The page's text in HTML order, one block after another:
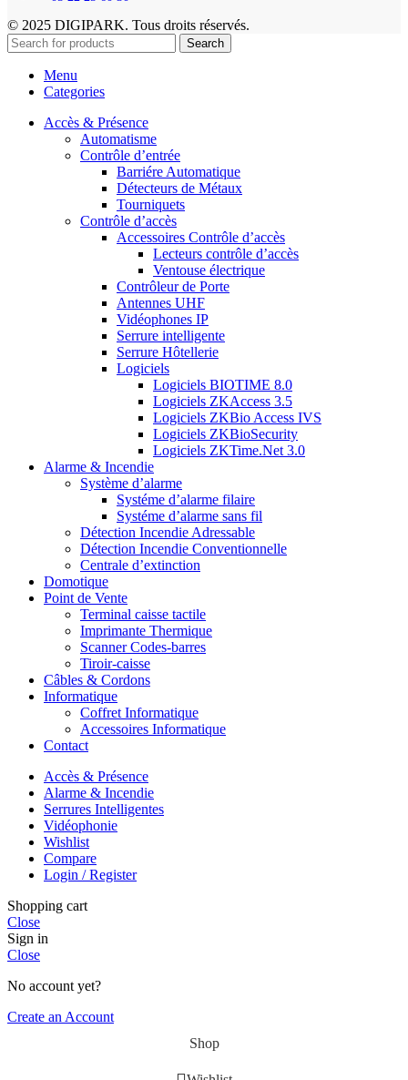
© 2025 DIGIPARK. Tous droits réservés.
Search
Menu
Categories
Accès & Présence
Automatisme
Contrôle d’entrée
Barriére Automatique
Détecteurs de Métaux
Tourniquets
Contrôle d’accès
Accessoires Contrôle d’accès
Lecteurs contrôle d’accès
Ventouse électrique
Contrôleur de Porte
Antennes UHF
Vidéophones IP
Serrure intelligente
Serrure Hôtellerie
Logiciels
Logiciels BIOTIME 8.0
Logiciels ZKAccess 3.5
Logiciels ZKBio Access IVS
Logiciels ZKBioSecurity
Logiciels ZKTime.Net 3.0
Alarme & Incendie
Système d’alarme
Systéme d’alarme filaire
Systéme d’alarme sans fil
Détection Incendie Adressable
Détection Incendie Conventionnelle
Centrale d’extinction
Domotique
Point de Vente
Terminal caisse tactile
Imprimante Thermique
Scanner Codes-barres
Tiroir-caisse
Câbles & Cordons
Informatique
Coffret Informatique
Accessoires Informatique
Contact
Accès & Présence
Alarme & Incendie
Serrures Intelligentes
Vidéophonie
Wishlist
Compare
Login / Register
Shopping cart
Close
Sign in
Close
No account yet?
Create an Account
Shop